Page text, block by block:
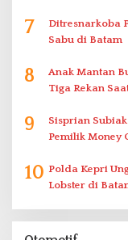
7
Ditresnarkoba
Sabu di Batam
8
Anak Mantan
Tiga Rekan
9
Sisprian
Pemilik Money
10 Polda Kepri
Lobster di